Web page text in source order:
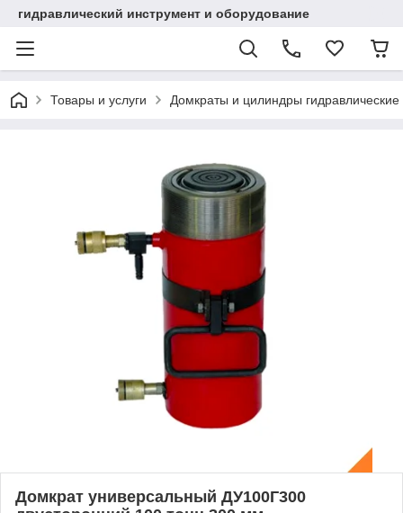
гидравлический инструмент и оборудование
Товары и услуги Домкраты и цилиндры гидравлические
Домкрат универсальный ДУ100Г300